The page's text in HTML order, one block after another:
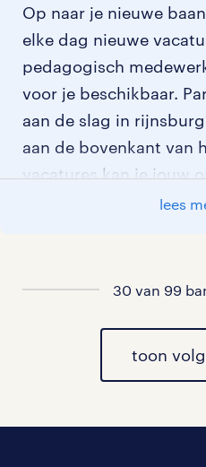
Op naar je nieuwe
elke dag nieuwe
pedagogisch
voor je beschikbaar.
aan de slag in
aan de bovenkant van
vacatures kan je jouw
alle vacatures in
al onze pedagogisch
lees
30 van 99
toon